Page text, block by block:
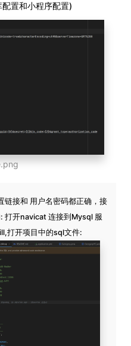
置和小程序配置)
链接和 用户名密码都正确，接
打开navicat 连接到Mysql 服
打开项目中的sql文件: